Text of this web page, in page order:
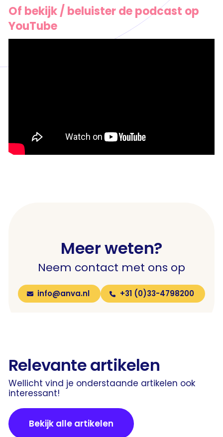
Of bekijk / beluister de podcast op
YouTube
Meer weten?
Neem contact met ons op
info@anva.nl +31 (0)33-4798200
Relevante artikelen
Wellicht vind je onderstaande artikelen ook
interessant!
Bekijk alle artikelen